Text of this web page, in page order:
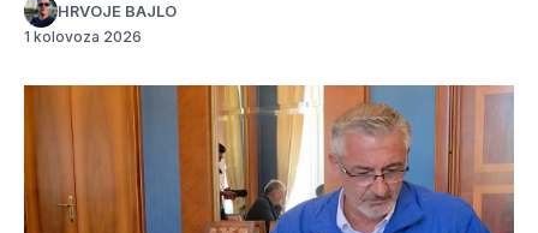
HRVOJE BAJLO
1 kolovoza 2026